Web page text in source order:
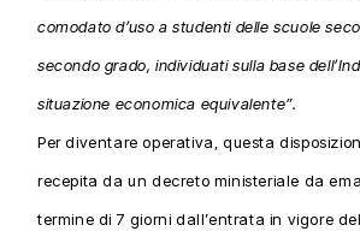
comodato d’uso a studenti delle scuole
secondo grado, individuati sulla base
situazione economica equivalente”.
Per diventare operativa, questa
recepita da un decreto ministeriale da
termine di 7 giorni dall’entrata in vigore